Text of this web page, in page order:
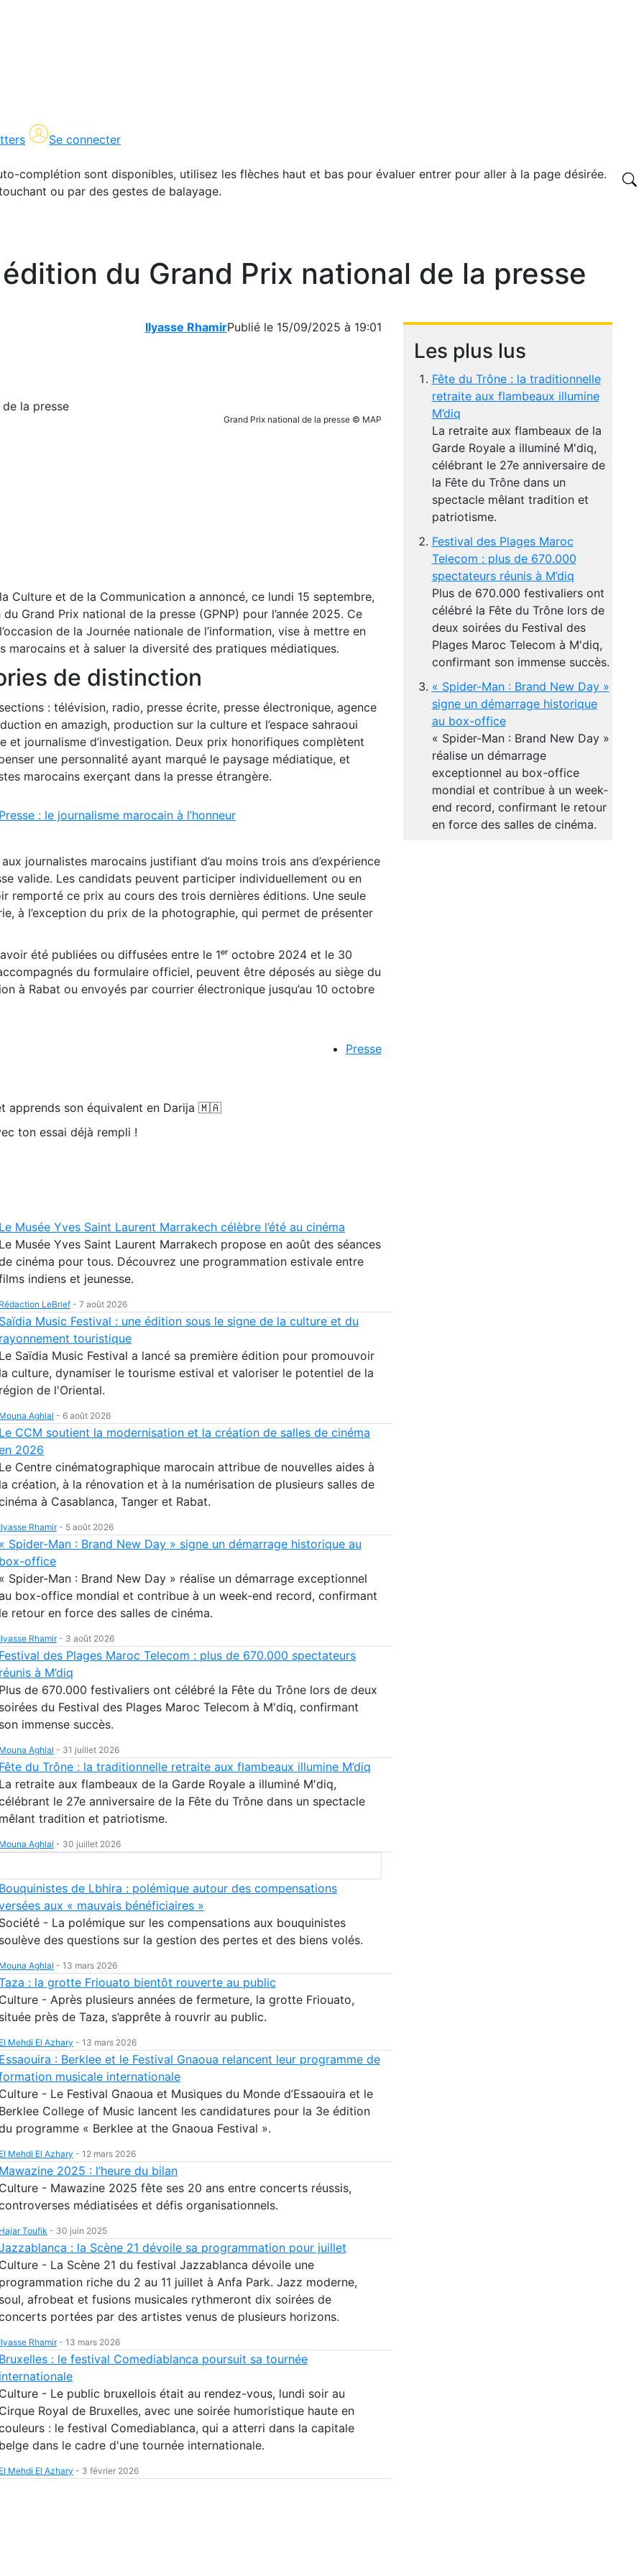
Se connecter
complétion sont disponibles, utilisez les flèches haut et bas pour évaluer entrer pour aller à la page désirée.
ou par des gestes de balayage.
du Grand Prix national de la presse
Ilyasse RhamirPublié le 15/09/2025 à 19:01
Grand Prix national de la presse © MAP
Culture et de la Communication a annoncé, ce lundi 15 septembre,
Grand Prix national de la presse (GPNP) pour l’année 2025. Ce
de la Journée nationale de l’information, vise à mettre en
marocains et à saluer la diversité des pratiques médiatiques.
de distinction
: télévision, radio, presse écrite, presse électronique, agence
en amazigh, production sur la culture et l’espace sahraoui
et journalisme d’investigation. Deux prix honorifiques complètent
une personnalité ayant marqué le paysage médiatique, et
marocains exerçant dans la presse étrangère.
: le journalisme marocain à l’honneur
journalistes marocains justifiant d’au moins trois ans d’expérience
valide. Les candidats peuvent participer individuellement ou en
remporté ce prix au cours des trois dernières éditions. Une seule
à l’exception du prix de la photographie, qui permet de présenter
été publiées ou diffusées entre le 1ᵉʳ octobre 2024 et le 30
du formulaire officiel, peuvent être déposés au siège du
à Rabat ou envoyés par courrier électronique jusqu’au 10 octobre
Presse
apprends son équivalent en Darija 🇲🇦
ton essai déjà rempli !
Les plus lus
Fête du Trône : la traditionnelle
retraite aux flambeaux illumine
M’diq
La retraite aux flambeaux de la
Garde Royale a illuminé M'diq,
célébrant le 27e anniversaire de
la Fête du Trône dans un
spectacle mêlant tradition et
patriotisme.
Festival des Plages Maroc
Telecom : plus de 670.000
spectateurs réunis à M’diq
Plus de 670.000 festivaliers ont
célébré la Fête du Trône lors de
deux soirées du Festival des
Plages Maroc Telecom à M'diq,
confirmant son immense succès.
« Spider-Man : Brand New Day »
signe un démarrage historique
au box-office
« Spider-Man : Brand New Day »
réalise un démarrage
exceptionnel au box-office
mondial et contribue à un week-
end record, confirmant le retour
en force des salles de cinéma.
Le Musée Yves Saint Laurent Marrakech célèbre l’été au cinéma
Le Musée Yves Saint Laurent Marrakech propose en août des séances
cinéma pour tous. Découvrez une programmation estivale entre
indiens et jeunesse.
Rédaction LeBrief- 7 août 2026
Saïdia Music Festival : une édition sous le signe de la culture et du
rayonnement touristique
Le Saïdia Music Festival a lancé sa première édition pour promouvoir
la culture, dynamiser le tourisme estival et valoriser le potentiel de la
région de l'Oriental.
Mouna Aghlal - 6 août 2026
Le CCM soutient la modernisation et la création de salles de cinéma
2026
Le Centre cinématographique marocain attribue de nouvelles aides à
la création, à la rénovation et à la numérisation de plusieurs salles de
à Casablanca, Tanger et Rabat.
Ilyasse Rhamir- 5 août 2026
« Spider-Man : Brand New Day » signe un démarrage historique au
box-office
« Spider-Man : Brand New Day » réalise un démarrage exceptionnel
box-office mondial et contribue à un week-end record, confirmant
le retour en force des salles de cinéma.
Ilyasse Rhamir- 3 août 2026
Festival des Plages Maroc Telecom : plus de 670.000 spectateurs
réunis à M’diq
Plus de 670.000 festivaliers ont célébré la Fête du Trône lors de deux
soirées du Festival des Plages Maroc Telecom à M'diq, confirmant
son immense succès.
Mouna Aghlal - 31 juillet 2026
Fête du Trône : la traditionnelle retraite aux flambeaux illumine M’diq
La retraite aux flambeaux de la Garde Royale a illuminé M'diq,
le 27e anniversaire de la Fête du Trône dans un spectacle
mêlant tradition et patriotisme.
Mouna Aghlal - 30 juillet 2026
Bouquinistes de Lbhira : polémique autour des compensations
aux « mauvais bénéficiaires »
Société - La polémique sur les compensations aux bouquinistes
soulève des questions sur la gestion des pertes et des biens volés.
Mouna Aghlal - 13 mars 2026
: la grotte Friouato bientôt rouverte au public
Culture - Après plusieurs années de fermeture, la grotte Friouato,
située près de Taza, s’apprête à rouvrir au public.
El Mehdi El Azhary - 13 mars 2026
Essaouira : Berklee et le Festival Gnaoua relancent leur programme de
musicale internationale
Culture - Le Festival Gnaoua et Musiques du Monde d’Essaouira et le
Berklee College of Music lancent les candidatures pour la 3e édition
programme « Berklee at the Gnaoua Festival ».
El Mehdi El Azhary - 12 mars 2026
Mawazine 2025 : l’heure du bilan
Culture - Mawazine 2025 fête ses 20 ans entre concerts réussis,
médiatisées et défis organisationnels.
Hajar Toufik - 30 juin 2025
: la Scène 21 dévoile sa programmation pour juillet
Culture - La Scène 21 du festival Jazzablanca dévoile une
programmation riche du 2 au 11 juillet à Anfa Park. Jazz moderne,
soul, afrobeat et fusions musicales rythmeront dix soirées de
portées par des artistes venus de plusieurs horizons.
Ilyasse Rhamir- 13 mars 2026
Bruxelles : le festival Comediablanca poursuit sa tournée
internationale
Culture - Le public bruxellois était au rendez-vous, lundi soir au
Cirque Royal de Bruxelles, avec une soirée humoristique haute en
: le festival Comediablanca, qui a atterri dans la capitale
belge dans le cadre d'une tournée internationale.
El Mehdi El Azhary - 3 février 2026